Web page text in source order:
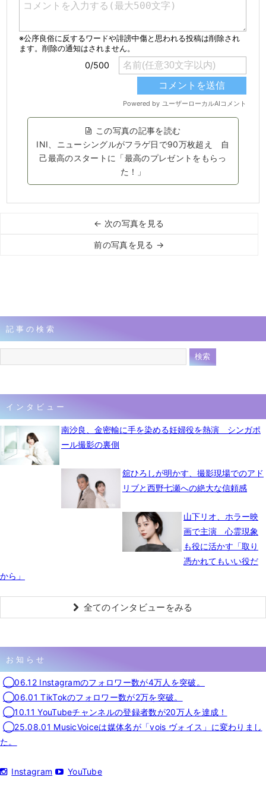
この写真の記事を読む
INI、ニューシングルがフラゲ日で90万枚超え 自
己最高のスタートに「最高のプレゼントをもらっ
た！」
← 次の写真を見る
前の写真を見る →
記事の検索
インタビュー
南沙良、金密輸に手を染める妊婦役を熱演 シンガポ
ール撮影の裏側
舘ひろしが明かす、撮影現場でのアド
リブと西野七瀬への絶大な信頼感
山下リオ、ホラー映
画で主演 心霊現象
も役に活かす「取り
憑かれてもいい役だ
から」
全てのインタビューをみる
お知らせ
◯06.12 Instagramのフォロワー数が4万人を突破。
◯06.01 TikTokのフォロワー数が2万を突破。
◯10.11 YouTubeチャンネルの登録者数が20万人を達成！
◯25.08.01 MusicVoiceは媒体名が「vois ヴォイス」に変わりまし
た。
Instagram YouTube